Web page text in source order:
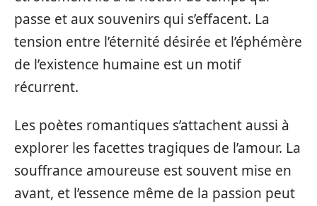
passe et aux souvenirs qui s’effacent. La
tension entre l’éternité désirée et l’éphémère
de l’existence humaine est un motif
récurrent.
Les poètes romantiques s’attachent aussi à
explorer les facettes tragiques de l’amour. La
souffrance amoureuse est souvent mise en
avant, et l’essence même de la passion peut